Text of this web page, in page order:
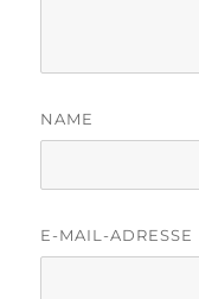
NAME
E-MAIL-ADRESSE